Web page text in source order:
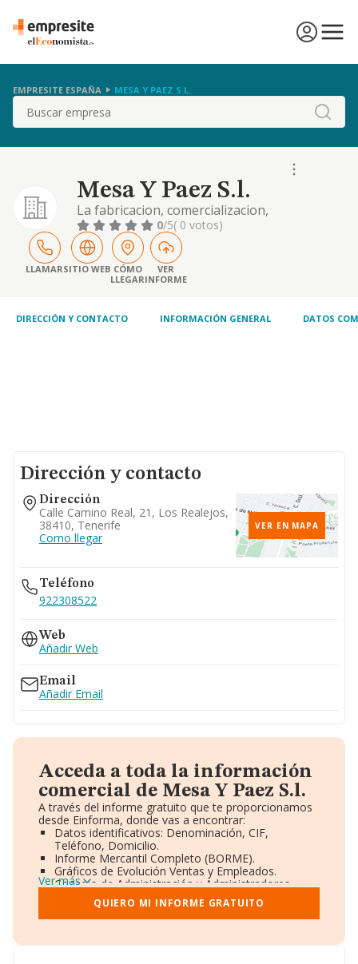
EMPRESITE ESPAÑA MESA Y PAEZ S.L.
Buscar
Mesa Y Paez S.l.
La fabricacion, comercializacion,
distribucion, importacion y exportacion y
comercio al por mayor y menor de material
deportivo.
0/5( 0 votos)
LLAMARSITIO WEB CÓMO
LLEGAR
VER
INFORME
DIRECCIÓN Y CONTACTO INFORMACIÓN GENERAL DATOS
Dirección y contacto
Dirección
Calle Camino Real, 21, Los Realejos,
38410, Tenerife
Como llegar
VER EN MAPA
Teléfono
922308522
Web
Añadir Web
Email
Añadir Email
Acceda a toda la información
comercial de Mesa Y Paez S.l.
A través del informe gratuito que te proporcionamos
desde Einforma, donde vas a encontrar:
Datos identificativos: Denominación, CIF,
Teléfono, Domicilio.
Informe Mercantil Completo (BORME).
Gráficos de Evolución Ventas y Empleados.
Consejo de Administración y Administradores.
Directivos y Ejecutivos.
Accionistas.
Participaciones y Vinculaciones en otras empresas.
Información oficial y registral complementaria.
Ver más
QUIERO MI INFORME GRATUITO